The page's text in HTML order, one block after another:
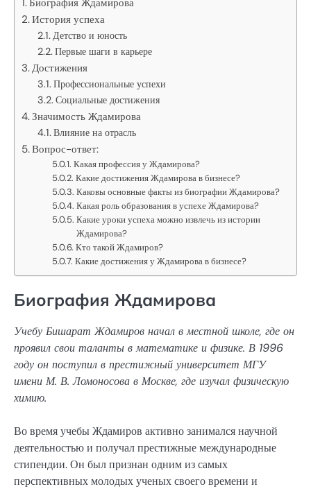
История успеха
Детство и юность
Первые шаги в карьере
Достижения
Профессиональные успехи
Социальные достижения
Значимость Ждамирова
Влияние на отрасль
Вопрос-ответ:
Какая профессия у Ждамирова?
Какие достижения Ждамирова в бизнесе?
Каковы основные факты из биографии Ждамирова?
Какая роль образования в успехе Ждамирова?
Какие уроки успеха можно извлечь из истории
Ждамирова?
Кто такой Ждамиров?
Какие достижения у Ждамирова в бизнесе?
Биография Ждамирова
Учебу Бишарат Ждамиров начал в местной школе, где он
проявил свои таланты в математике и физике. В 1996
году он поступил в престижный университет МГУ
имени М. В. Ломоносова в Москве, где изучал физическую
химию.
Во время учебы Ждамиров активно занимался научной
деятельностью и получал престижные международные
стипендии. Он был признан одним из самых
перспективных молодых ученых своего времени и